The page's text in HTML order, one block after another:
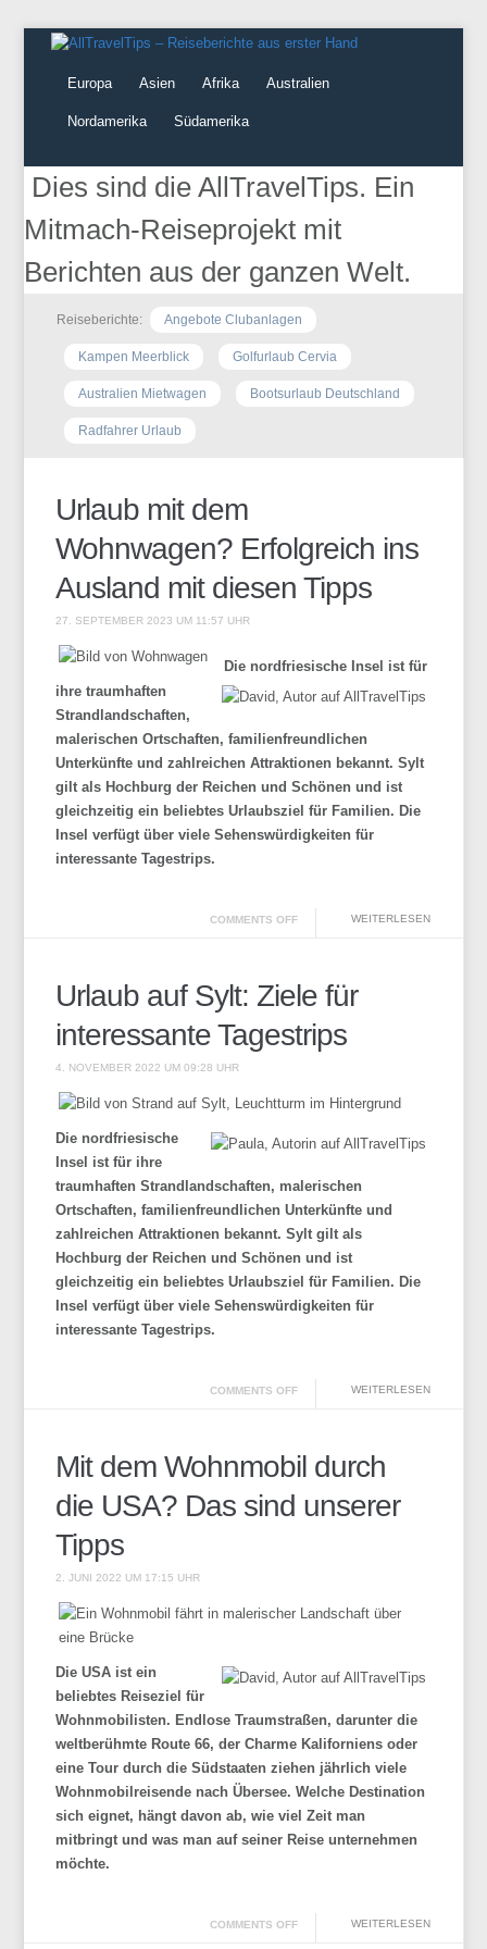
Europa Asien Afrika Australien
Nordamerika Südamerika
Dies sind die AllTravelTips. Ein
Mitmach-Reiseprojekt mit
Berichten aus der ganzen Welt.
Reiseberichte: Angebote Clubanlagen
Kampen Meerblick Golfurlaub Cervia
Australien Mietwagen Bootsurlaub Deutschland
Radfahrer Urlaub
Urlaub mit dem
Wohnwagen? Erfolgreich ins
Ausland mit diesen Tipps
27. SEPTEMBER 2023 UM 11:57 UHR
Die nordfriesische Insel ist für
ihre traumhaften
Strandlandschaften,
malerischen Ortschaften, familienfreundlichen
Unterkünfte und zahlreichen Attraktionen bekannt. Sylt
gilt als Hochburg der Reichen und Schönen und ist
gleichzeitig ein beliebtes Urlaubsziel für Familien. Die
Insel verfügt über viele Sehenswürdigkeiten für
interessante Tagestrips.
WEITERLESEN
COMMENTS OFF
Urlaub auf Sylt: Ziele für
interessante Tagestrips
4. NOVEMBER 2022 UM 09:28 UHR
Die nordfriesische
Insel ist für ihre
traumhaften Strandlandschaften, malerischen
Ortschaften, familienfreundlichen Unterkünfte und
zahlreichen Attraktionen bekannt. Sylt gilt als
Hochburg der Reichen und Schönen und ist
gleichzeitig ein beliebtes Urlaubsziel für Familien. Die
Insel verfügt über viele Sehenswürdigkeiten für
interessante Tagestrips.
WEITERLESEN
COMMENTS OFF
Mit dem Wohnmobil durch
die USA? Das sind unserer
Tipps
2. JUNI 2022 UM 17:15 UHR
Die USA ist ein
beliebtes Reiseziel für
Wohnmobilisten. Endlose Traumstraßen, darunter die
weltberühmte Route 66, der Charme Kaliforniens oder
eine Tour durch die Südstaaten ziehen jährlich viele
Wohnmobilreisende nach Übersee. Welche Destination
sich eignet, hängt davon ab, wie viel Zeit man
mitbringt und was man auf seiner Reise unternehmen
möchte.
WEITERLESEN
COMMENTS OFF